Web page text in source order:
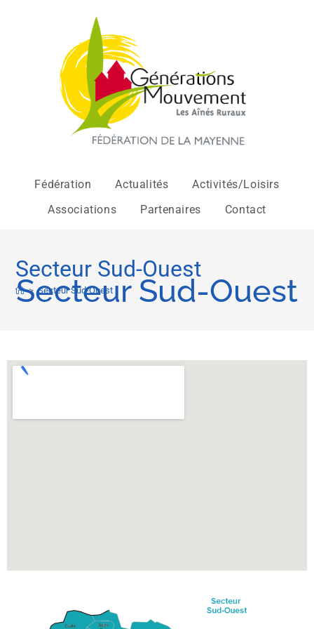
Fédération Actualités
Activités/Loisirs
Associations
Partenaires Contact
Secteur Sud-Ouest
> Secteur Sud-Ouest
Secteur Sud-Ouest